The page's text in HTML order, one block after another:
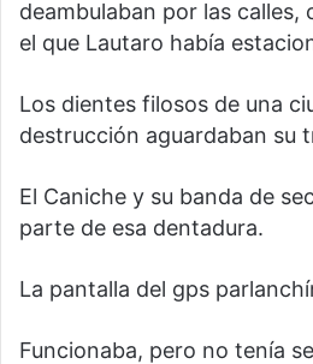
deambulaban por las calles,
el que Lautaro había
Los dientes filosos de una
destrucción aguardaban su
El Caniche y su banda de
parte de esa dentadura.
La pantalla del gps
Funcionaba, pero no tenía